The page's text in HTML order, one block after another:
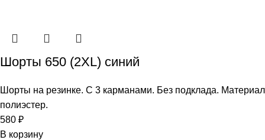
Шорты 650 (2XL) синий
Шорты на резинке. С 3 карманами. Без подклада. Материал
полиэстер.
580 ₽
В корзину